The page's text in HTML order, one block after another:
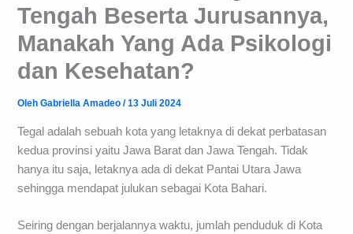
Tengah Beserta Jurusannya,
Manakah Yang Ada Psikologi
dan Kesehatan?
OlehGabriella Amadeo/13 Juli 2024
Tegal adalah sebuah kota yang letaknya di dekat perbatasan
kedua provinsi yaitu Jawa Barat dan Jawa Tengah. Tidak
hanya itu saja, letaknya ada di dekat Pantai Utara Jawa
sehingga mendapat julukan sebagai Kota Bahari.
Seiring dengan berjalannya waktu, jumlah penduduk di Kota